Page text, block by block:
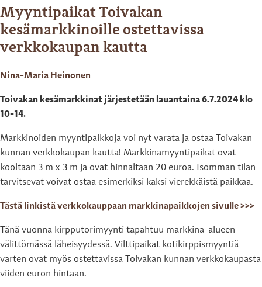
Myyntipaikat Toivakan
kesämarkkinoille ostettavissa
verkkokaupan kautta
Nina-Maria Heinonen
Toivakan kesämarkkinat järjestetään lauantaina 6.7.2024 klo
10-14.
Markkinoiden myyntipaikkoja voi nyt varata ja ostaa Toivakan
kunnan verkkokaupan kautta! Markkinamyyntipaikat ovat
kooltaan 3 m x 3 m ja ovat hinnaltaan 20 euroa. Isomman tilan
tarvitsevat voivat ostaa esimerkiksi kaksi vierekkäistä paikkaa.
Tästä linkistä verkkokauppaan markkinapaikkojen sivulle >>>
Tänä vuonna kirpputorimyynti tapahtuu markkina-alueen
välittömässä läheisyydessä. Vilttipaikat kotikirppismyyntiä
varten ovat myös ostettavissa Toivakan kunnan verkkokaupasta
viiden euron hintaan.